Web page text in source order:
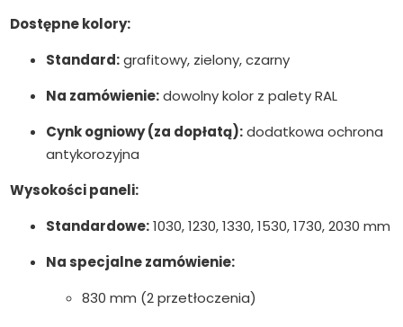
Dostępne kolory:
Standard:grafitowy, zielony, czarny
Na zamówienie:dowolny kolor z palety RAL
Cynk ogniowy (za dopłatą):dodatkowa ochrona
antykorozyjna
Wysokości paneli:
Standardowe:1030, 1230, 1330, 1530, 1730, 2030 mm
Na specjalne zamówienie:
830 mm (2 przetłoczenia)